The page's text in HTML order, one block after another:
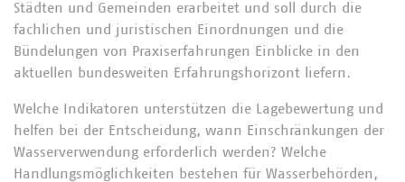
Städten und Gemeinden erarbeitet und soll durch die
fachlichen und juristischen Einordnungen und die
Bündelungen von Praxiserfahrungen Einblicke in den
aktuellen bundesweiten Erfahrungshorizont liefern.
Welche Indikatoren unterstützen die Lagebewertung und
helfen bei der Entscheidung, wann Einschränkungen der
Wasserverwendung erforderlich werden? Welche
Handlungsmöglichkeiten bestehen für Wasserbehörden,